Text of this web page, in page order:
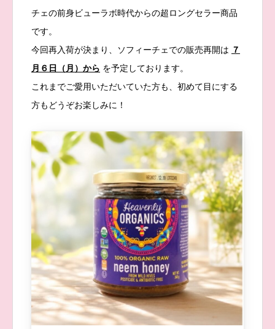
チェの前身ビューラボ時代からの超ロングセラー商品
です。
今回再入荷が決まり、ソフィーチェでの販売再開は ７
月６日（月）から を予定しております。
これまでご愛用いただいていた方も、初めて目にする
方もどうぞお楽しみに！